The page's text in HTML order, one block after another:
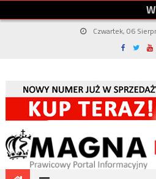
W
Czwartek, 06